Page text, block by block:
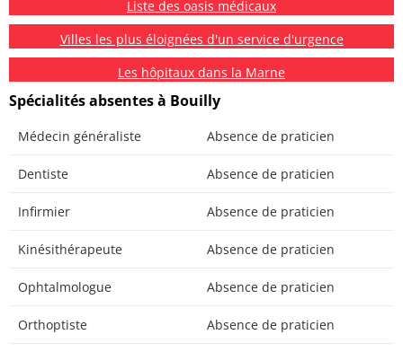
Liste des oasis médicaux
Villes les plus éloignées d'un service d'urgence
Les hôpitaux dans la Marne
Spécialités absentes à Bouilly
Médecin généraliste Absence de praticien
Dentiste Absence de praticien
Infirmier Absence de praticien
Kinésithérapeute Absence de praticien
Ophtalmologue Absence de praticien
Orthoptiste Absence de praticien